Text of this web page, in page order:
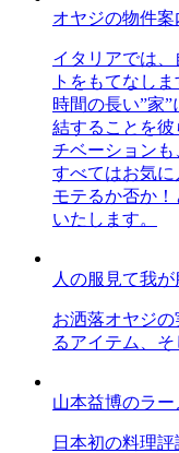
オヤジの物件案
イタリアでは
トをもてなし
時間の長い”家
結することを
チベーションも
すべてはお気に
モテるか否か
いたします。
人の服見て我
お洒落オヤジ
るアイテム、そ
山本益博のラー
日本初の料理